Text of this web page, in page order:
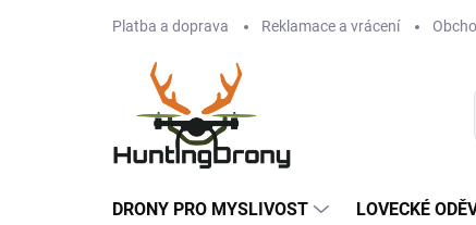
Platba a doprava Reklamace a vrácení
DRONY PRO MYSLIVOST LOVECKÉ